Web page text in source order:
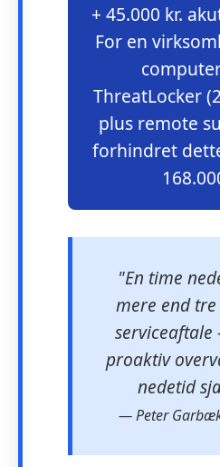
+ 45.000 kr.
For en
ThreatLocker
plus remote
forhindret
"En time
mere end
serviceaftale
proaktiv
nedetid
— Peter